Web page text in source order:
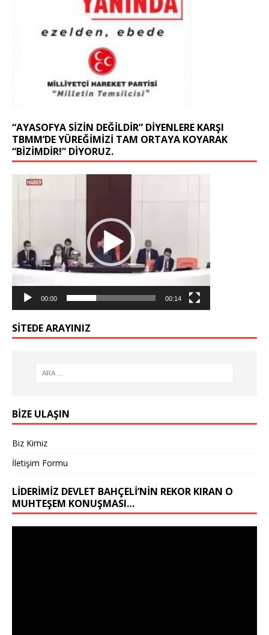
“AYASOFYA SIZIN DEĞILDIR” DIYENLERE KARŞI
TBMM’DE YÜREĞIMIZI TAM ORTAYA KOYARAK
“BIZIMDIR!” DIYORUZ.
Video
00:00 00:14
SİTEDE ARAYINIZ
BİZE ULAŞIN
Biz Kimiz
İletişim Formu
LIDERIMIZ DEVLET BAHÇELİ’NIN REKOR KIRAN O
MUHTEŞEM KONUŞMASI…